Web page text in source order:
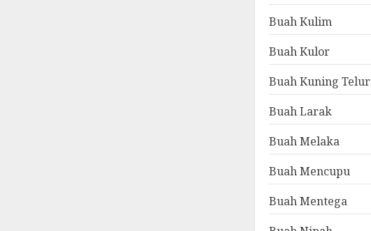
Buah Kulim
Buah Kulor
Buah Kuning Telur
Buah Larak
Buah Melaka
Buah Mencupu
Buah Mentega